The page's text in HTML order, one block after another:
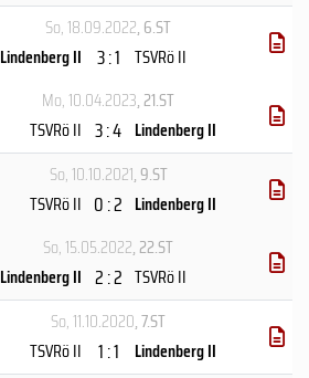
So, 18.09.2022, 6.ST
Lindenberg II 3 : 1 TSVRö II
Mo, 10.04.2023, 21.ST
TSVRö II 3 : 4 Lindenberg II
So, 10.10.2021, 9.ST
TSVRö II 0 : 2 Lindenberg II
So, 15.05.2022, 22.ST
Lindenberg II 2 : 2 TSVRö II
So, 11.10.2020, 7.ST
TSVRö II
1 : 1 Lindenberg II